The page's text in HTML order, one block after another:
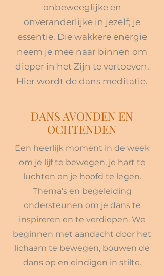
onbeweeglijke en
onveranderlijke in jezelf; je
essentie. Die wakkere energie
neem je mee naar binnen om
dieper in het Zijn te vertoeven.
Hier wordt de dans meditatie.
DANS AVONDEN EN
OCHTENDEN
Een heerlijk moment in de week
om je lijf te bewegen, je hart te
luchten en je hoofd te legen.
Thema’s en begeleiding
ondersteunen om je dans te
inspireren en te verdiepen. We
beginnen met aandacht door het
lichaam te bewegen, bouwen de
dans op en eindigen in stilte.